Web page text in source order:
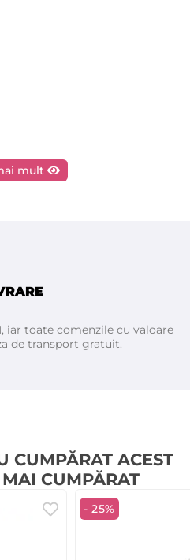
mult
iar toate comenzile cu valoare
de transport gratuit.
CUMPĂRAT ACEST
CUMPĂRAT
- 25%